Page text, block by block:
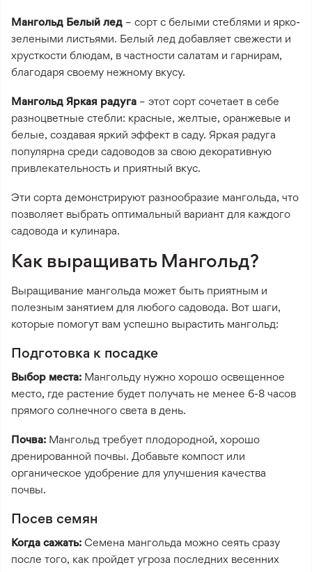
Мангольд Белый лед – сорт с белыми стеблями и ярко-
зелеными листьями. Белый лед добавляет свежести и
хрусткости блюдам, в частности салатам и гарнирам,
благодаря своему нежному вкусу.
Мангольд Яркая радуга – этот сорт сочетает в себе
разноцветные стебли: красные, желтые, оранжевые и
белые, создавая яркий эффект в саду. Яркая радуга
популярна среди садоводов за свою декоративную
привлекательность и приятный вкус.
Эти сорта демонстрируют разнообразие мангольда, что
позволяет выбрать оптимальный вариант для каждого
садовода и кулинара.
Как выращивать Мангольд?
Выращивание мангольда может быть приятным и
полезным занятием для любого садовода. Вот шаги,
которые помогут вам успешно вырастить мангольд:
Подготовка к посадке
Выбор места: Мангольду нужно хорошо освещенное
место, где растение будет получать не менее 6-8 часов
прямого солнечного света в день.
Почва: Мангольд требует плодородной, хорошо
дренированной почвы. Добавьте компост или
органическое удобрение для улучшения качества
почвы.
Посев семян
Когда сажать: Семена мангольда можно сеять сразу
после того, как пройдет угроза последних весенних